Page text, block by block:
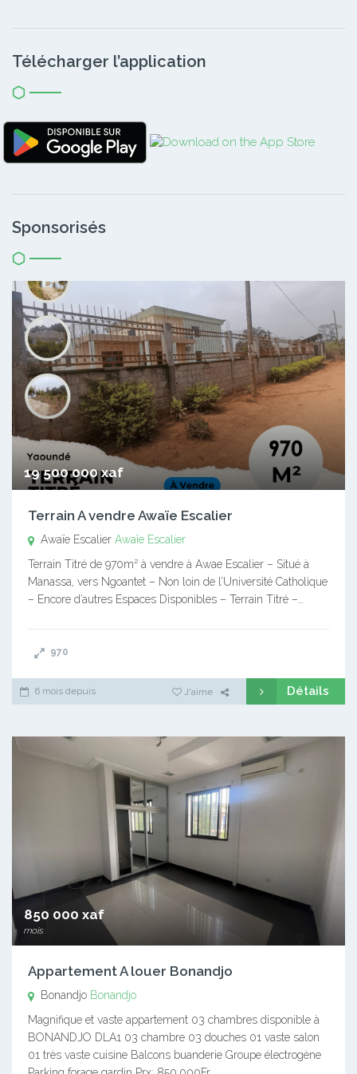
Télécharger l’application
Sponsorisés
19 500 000 xaf
Terrain A vendre Awaïe Escalier
Awaïe Escalier Awaïe Escalier
Terrain Titré de 970m² à vendre à Awae Escalier – Situé à
Manassa, vers Ngoantet – Non loin de l’Université Catholique
– Encore d’autres Espaces Disponibles – Terrain Titré –…
970
6 mois depuis J'aime Détails
850 000 xaf
mois
Appartement A louer Bonandjo
Bonandjo Bonandjo
Magnifique et vaste appartement 03 chambres disponible à
BONANDJO DLA1 03 chambre 03 douches 01 vaste salon
01 très vaste cuisine Balcons buanderie Groupe électrogène